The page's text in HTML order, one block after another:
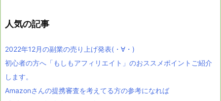
人気の記事
2022年12月の副業の売り上げ発表(・∀・)
初心者の方へ「もしもアフィリエイト」のおススメポイントご紹介
します。
Amazonさんの提携審査を考えてる方の参考になれば